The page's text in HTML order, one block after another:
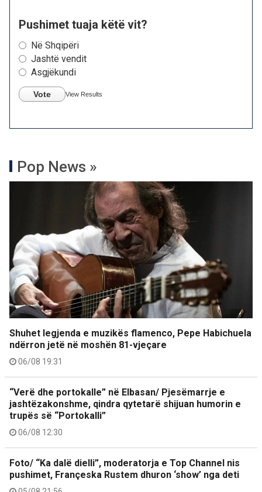
Pushimet tuaja këtë vit?
Në Shqipëri
Jashtë vendit
Asgjëkundi
Vote View Results
Pop News »
Shuhet legjenda e muzikës flamenco, Pepe Habichuela
ndërron jetë në moshën 81-vjeçare
06/08 19:31
“Verë dhe portokalle” në Elbasan/ Pjesëmarrje e
jashtëzakonshme, qindra qytetarë shijuan humorin e
trupës së “Portokalli”
06/08 12:30
Foto/ “Ka dalë dielli”, moderatorja e Top Channel nis
pushimet, Françeska Rustem dhuron ‘show’ nga deti